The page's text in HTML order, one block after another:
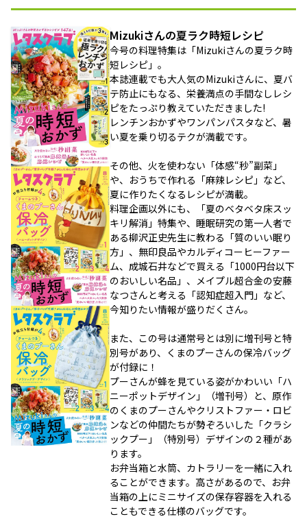
Mizukiさんの夏ラク時短レシピ
今号の料理特集は「Mizukiさんの夏ラク時
短レシピ」。
本誌連載でも大人気のMizukiさんに、夏バ
テ防止にもなる、栄養満点の手間なしレシ
ピをたっぷり教えていただきました!
レンチンおかずやワンパンパスタなど、暑
い夏を乗り切るテクが満載です。
その他、火を使わない「体感“秒”副菜」
や、おうちで作れる「麻辣レシピ」など、
夏に作りたくなるレシピが満載。
料理企画以外にも、「夏のベタベタ床スッ
キリ解消」特集や、睡眠研究の第一人者で
ある柳沢正史先生に教わる「質のいい眠り
方」、無印良品やカルディコーヒーファー
ム、成城石井などで買える「1000円台以下
のおいしい名品」、メイプル超合金の安藤
なつさんと考える「認知症超入門」など、
今知りたい情報が盛りだくさん。
また、この号は通常号とは別に増刊号と特
別号があり、くまのプーさんの保冷バッグ
が付録に！
プーさんが蜂を見ている姿がかわいい「ハ
ニーポットデザイン」（増刊号）と、原作
のくまのプーさんやクリストファー・ロビ
ンなどの仲間たちが勢ぞろいした「クラシ
ックプー」（特別号）デザインの２種があ
ります。
お弁当箱と水筒、カトラリーを一緒に入れ
ることができます。高さがあるので、お弁
当箱の上にミニサイズの保存容器を入れる
こともできる仕様のバッグです。